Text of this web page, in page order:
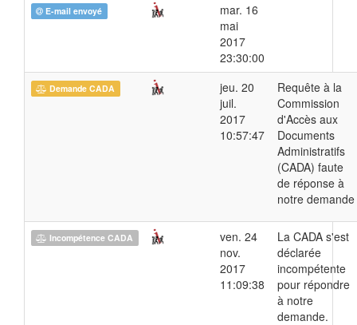
E-mail envoyé
mar. 16
mai
2017
23:30:00
Demande CADA
jeu. 20
juil.
2017
10:57:47
Requête à la
Commission
d'Accès aux
Documents
Administratifs
(CADA) faute
de réponse à
notre demande
Incompétence CADA
ven. 24
nov.
2017
11:09:38
La CADA s'est
déclarée
incompétente
pour répondre
à notre
demande.